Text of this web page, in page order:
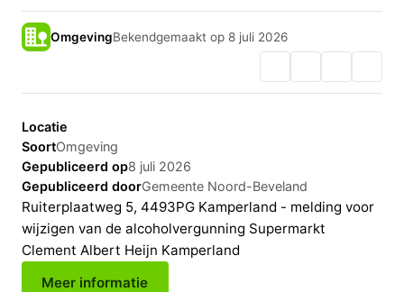
OmgevingBekendgemaakt op 8 juli 2026
Locatie
SoortOmgeving
Gepubliceerd op8 juli 2026
Gepubliceerd doorGemeente Noord-Beveland
Ruiterplaatweg 5, 4493PG Kamperland - melding voor
wijzigen van de alcoholvergunning Supermarkt
Clement Albert Heijn Kamperland
Meer informatie